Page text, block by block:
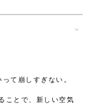
て崩しすぎない。
ことで、新しい空気